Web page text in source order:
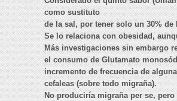
como sustituto
de la sal, por tener solo un 30% de
Se lo relaciona con obesidad,
Más investigaciones sin embargo
el consumo de Glutamato
incremento de frecuencia de
cefaleas (sobre todo migraña).
No produciría migraña per se, pero